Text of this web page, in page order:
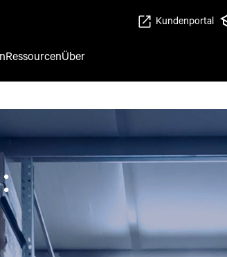
Kundenportal
RessourcenÜber